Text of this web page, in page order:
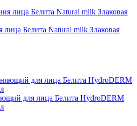
лица Белита Natural milk Злаковая
для лица Белита HydroDERM